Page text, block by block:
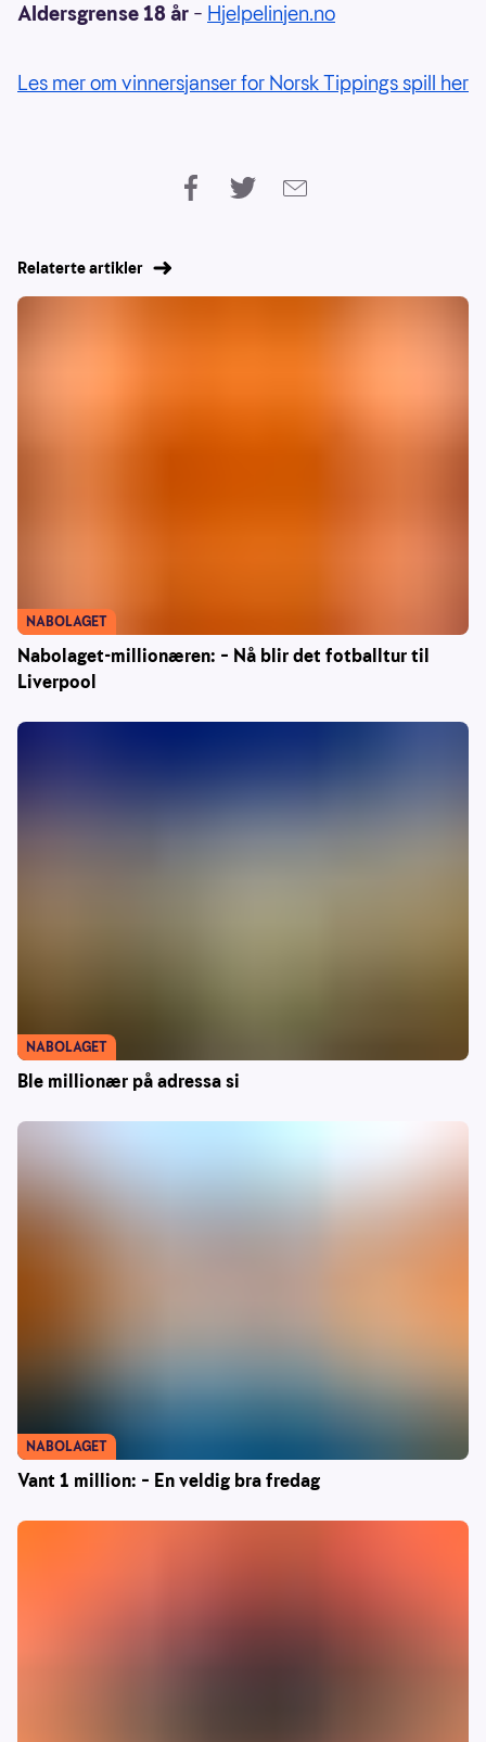
Aldersgrense 18 år – Hjelpelinjen.no
Les mer om vinnersjanser for Norsk Tippings spill her
Relaterte artikler
Nabolaget-millionæren: – Nå blir det fotballtur til
Liverpool
NABOLAGET
Ble millionær på adressa si
NABOLAGET
Vant 1 million: – En veldig bra fredag
NABOLAGET